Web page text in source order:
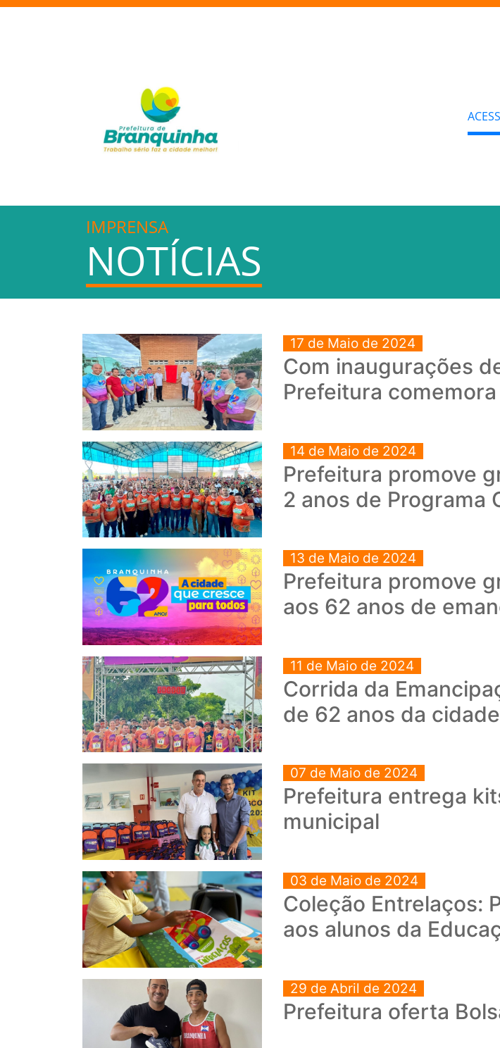
IMPRENSA
NOTÍCIAS
17 de Maio de 2024
Com inaugurações
Prefeitura
14 de Maio de 2024
Prefeitura promove
2 anos de Programa
13 de Maio de 2024
Prefeitura promove
aos 62 anos de
11 de Maio de 2024
Corrida da
de 62 anos da cidade
07 de Maio de 2024
Prefeitura entrega
municipal
03 de Maio de 2024
Coleção Entrelaços:
aos alunos da
29 de Abril de 2024
Prefeitura oferta